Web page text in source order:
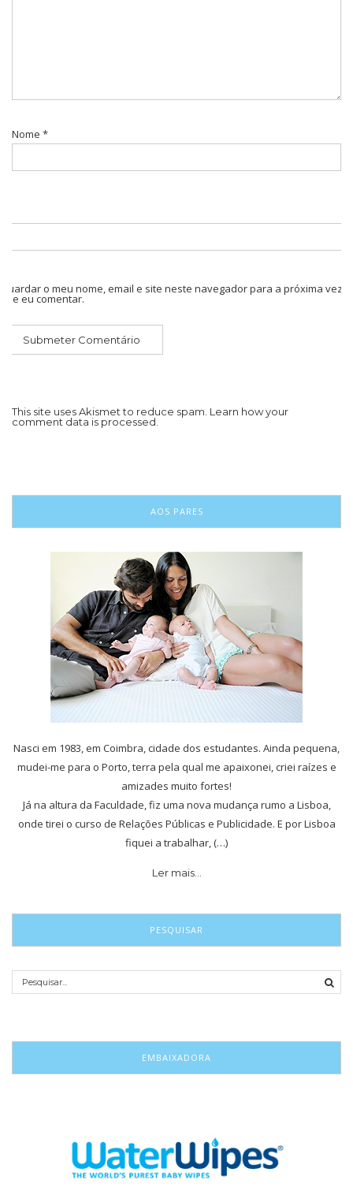
Nome *
Guardar o meu nome, email e site neste navegador para a próxima vez
que eu comentar.
This site uses Akismet to reduce spam. Learn how your
comment data is processed.
AOS PARES
Nasci em 1983, em Coimbra, cidade dos estudantes. Ainda pequena,
mudei-me para o Porto, terra pela qual me apaixonei, criei raízes e
amizades muito fortes!
Já na altura da Faculdade, fiz uma nova mudança rumo a Lisboa,
onde tirei o curso de Relações Públicas e Publicidade. E por Lisboa
fiquei a trabalhar, (…)
Ler mais…
PESQUISAR
EMBAIXADORA